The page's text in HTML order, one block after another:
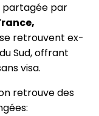
partagée par
se retrouvent ex-
Sud, offrant
visa.
retrouve des